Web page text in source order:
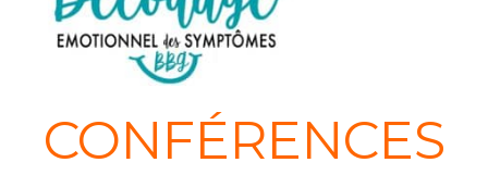
CONFÉRENCES